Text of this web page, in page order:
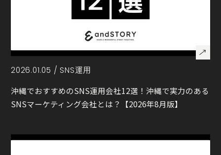
2026.01.05 / SNS運用
沖縄でおすすめのSNS運用会社12選！沖縄で実力のある
SNSマーケティング会社とは？【2026年8月版】